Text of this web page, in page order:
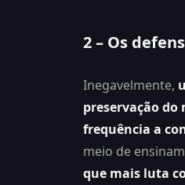
2 – Os
Inegavelmente,
preservação
frequência a
meio de
que mais luta